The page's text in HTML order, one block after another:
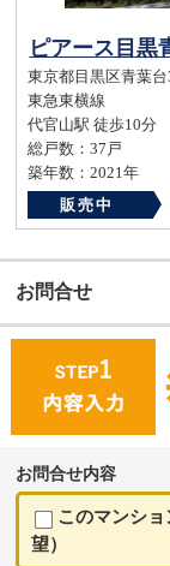
ピアース目黒
東京都目黒区青葉台
東急東横線
代官山駅 徒歩10分
総戸数：37戸
築年数：2021年
販売中
お問合せ
お問合せ内容
このマンシ
望）